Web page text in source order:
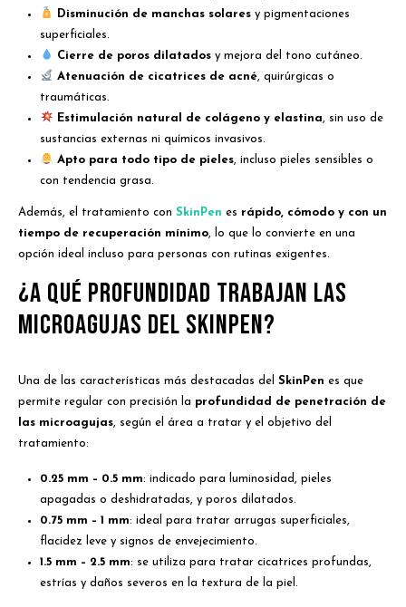
Disminución de manchas solares y pigmentaciones
superficiales.
Cierre de poros dilatados y mejora del tono cutáneo.
Atenuación de cicatrices de acné, quirúrgicas o
traumáticas.
Estimulación natural de colágeno y elastina, sin uso de
sustancias externas ni químicos invasivos.
Apto para todo tipo de pieles, incluso pieles sensibles o
con tendencia grasa.
Además, el tratamiento con SkinPen es rápido, cómodo y con un
tiempo de recuperación mínimo, lo que lo convierte en una
opción ideal incluso para personas con rutinas exigentes.
¿A qué profundidad trabajan las
microagujas del SkinPen?
Una de las características más destacadas del SkinPen es que
permite regular con precisión la profundidad de penetración de
las microagujas, según el área a tratar y el objetivo del
tratamiento:
0.25 mm – 0.5 mm: indicado para luminosidad, pieles
apagadas o deshidratadas, y poros dilatados.
0.75 mm – 1 mm: ideal para tratar arrugas superficiales,
flacidez leve y signos de envejecimiento.
1.5 mm – 2.5 mm: se utiliza para tratar cicatrices profundas,
estrías y daños severos en la textura de la piel.